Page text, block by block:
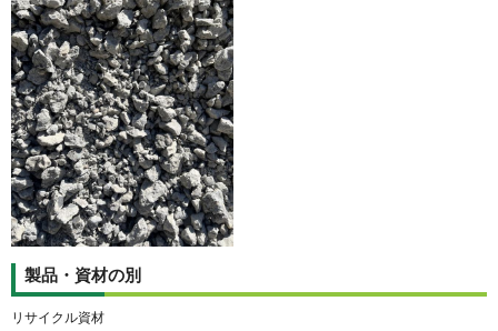
製品・資材の別
リサイクル資材